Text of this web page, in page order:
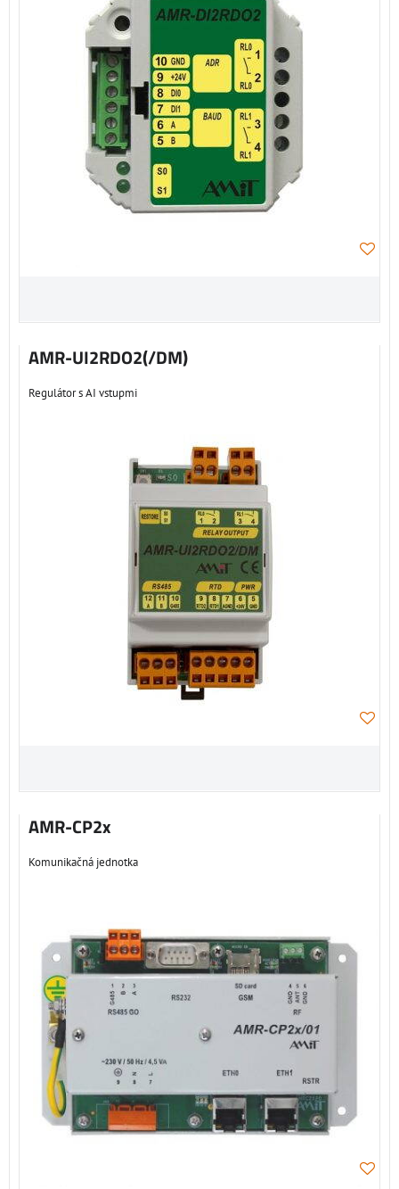
AMR-UI2RDO2(/DM)
Regulátor s AI vstupmi
AMR-CP2x
Komunikačná jednotka